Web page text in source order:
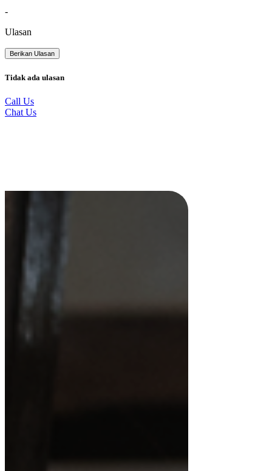
-
Ulasan
Berikan Ulasan
Tidak ada ulasan
Call Us
Chat Us
Produk Terkait